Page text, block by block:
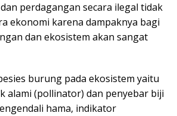
perdagangan secara ilegal tidak
ekonomi karena dampaknya bagi
dan ekosistem akan sangat
burung pada ekosistem yaitu
alami (pollinator) dan penyebar biji
hama, indikator